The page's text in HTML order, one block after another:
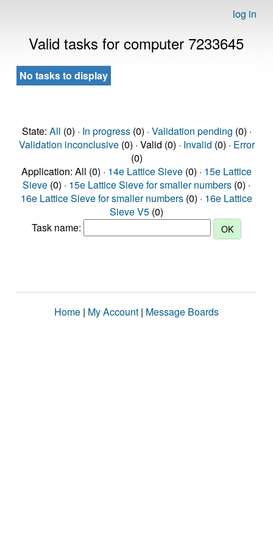
log in
Valid tasks for computer 7233645
No tasks to display
State: All (0) · In progress(0) · Validation pending (0) ·
Validation inconclusive(0) · Valid (0) · Invalid (0) · Error
(0)
Application: All (0) · 14e Lattice Sieve (0) · 15e Lattice
Sieve (0) · 15e Lattice Sieve for smaller numbers (0) ·
16e Lattice Sieve for smaller numbers (0) · 16e Lattice
Sieve V5 (0)
Task name:
Home | My Account | Message Boards